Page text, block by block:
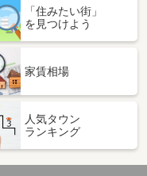
「住みたい街」
を見つけよう
家賃相場
人気タウン
ランキング